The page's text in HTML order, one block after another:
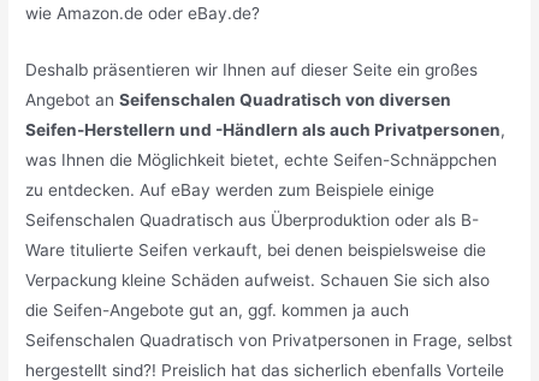
wie Amazon.de oder eBay.de?
Deshalb präsentieren wir Ihnen auf dieser Seite ein großes
Angebot anSeifenschalen Quadratisch von diversen
Seifen-Herstellern und -Händlern als auch Privatpersonen,
was Ihnen die Möglichkeit bietet, echte Seifen-Schnäppchen
zu entdecken. Auf eBay werden zum Beispiele einige
Seifenschalen Quadratisch aus Überproduktion oder als B-
Ware titulierte Seifen verkauft, bei denen beispielsweise die
Verpackung kleine Schäden aufweist. Schauen Sie sich also
die Seifen-Angebote gut an, ggf. kommen ja auch
Seifenschalen Quadratisch von Privatpersonen in Frage, selbst
hergestellt sind?! Preislich hat das sicherlich ebenfalls Vorteile